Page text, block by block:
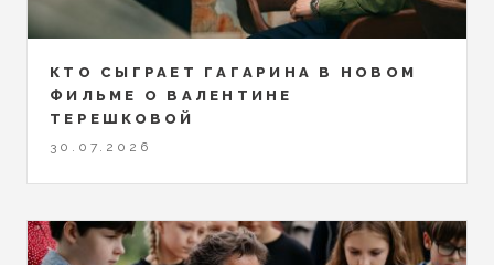
КТО СЫГРАЕТ ГАГАРИНА В НОВОМ
ФИЛЬМЕ О ВАЛЕНТИНЕ
ТЕРЕШКОВОЙ
30.07.2026